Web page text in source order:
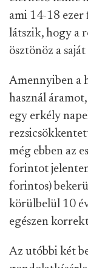
ami 14-18 ezer
látszik, hogy a
ösztönöz a
Amennyiben a
használ
egy erkély
még ebben az
forintot
forintos)
körülbelül 10
egészen
Az utóbbi két